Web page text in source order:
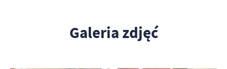
Galeria zdjęć